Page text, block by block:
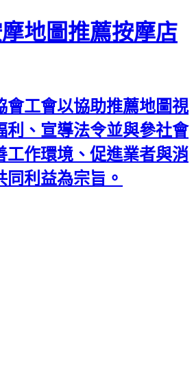
地圖推薦按摩店
會工會以協助推薦地圖視
利、宣導法令並與參社會
工作環境、促進業者與消
利益為宗旨。